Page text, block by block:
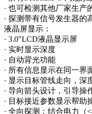
· 也可检测其他厂家生产
· 探测带有信号发生器的
液晶屏显示：
· 3.0"LCD液晶显示屏
· 实时显示深度
· 自动背光功能
· 所有信息显示在同一界
· 显示目标管线走向，深
· 导向箭头设计，引导操
· 目标接近参数显示帮助
· 全向探测：结合电力（